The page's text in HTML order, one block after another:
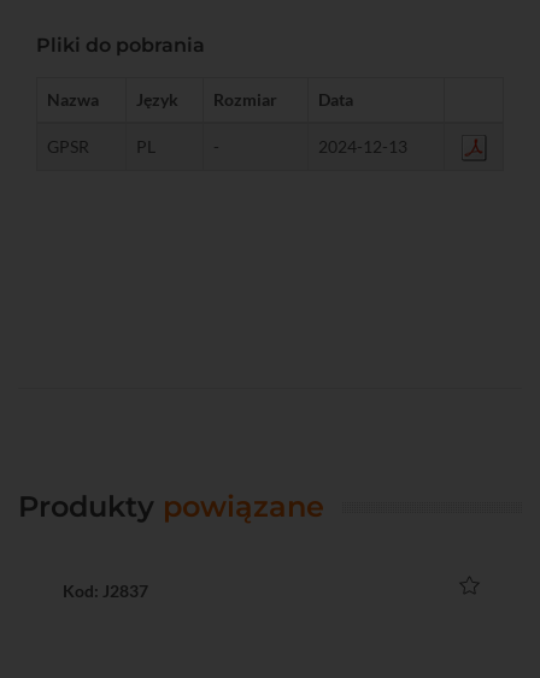
Pliki do pobrania
Nazwa Język Rozmiar Data
GPSR PL - 2024-12-13
Produkty powiązane
Kod: J2837